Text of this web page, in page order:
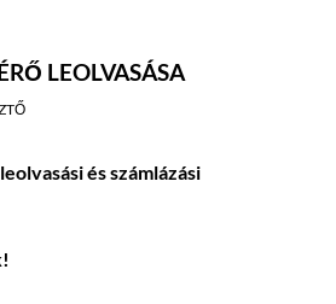
LEOLVASÁSA
és számlázási